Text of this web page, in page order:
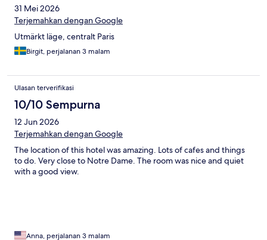
31 Mei 2026
Terjemahkan dengan Google
Utmärkt läge, centralt Paris
Birgit, perjalanan 3 malam
Ulasan terverifikasi
10/10 Sempurna
12 Jun 2026
Terjemahkan dengan Google
The location of this hotel was amazing. Lots of cafes and things
to do. Very close to Notre Dame. The room was nice and quiet
with a good view.
Anna, perjalanan 3 malam